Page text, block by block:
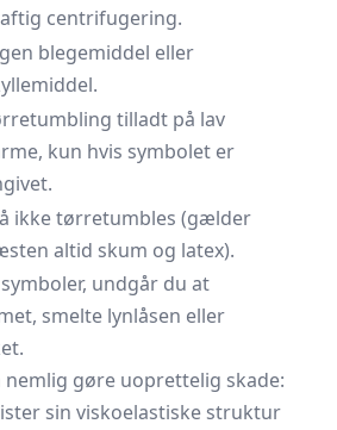
centrifugering.
blegemiddel eller
tilladt på lav
kun hvis symbolet er
ikke tørretumbles (gælder
altid skum og latex).
undgår du at
smelte lynlåsen eller
nemlig gøre uoprettelig skade:
sin viskoelastiske struktur